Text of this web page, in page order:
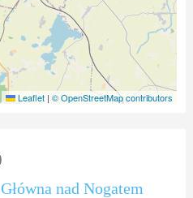
Leaflet | © OpenStreetMap contributors
nad Nogatem